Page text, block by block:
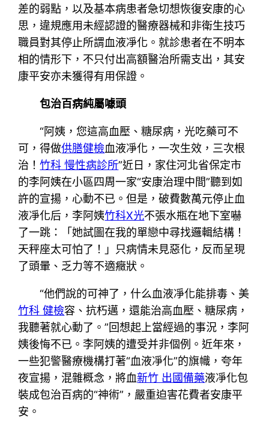
差的弱點，以及基本病患者急切想恢復安康的心
思，違規應用未經認證的醫療器械和非衛生技巧
職員對其停止所謂血液凈化。就診患者在不明本
相的情形下，不只付出高額醫治所需支出，其安
康平安亦未獲得有用保證。
包治百病純屬噱頭
“阿姨，您這高血壓、糖尿病，光吃藥可不
可，得做供膳健檢血液凈化，一次生效，三次根
治！竹科 慢性病診所”近日，家住河北省保定市
的李阿姨在小區四周一家“安康治理中間”聽到如
許的宣揚，心動不已。但是，破費數萬元停止血
液凈化后，李阿姨竹科X光不張水瓶在地下室嚇
了一跳：「她試圖在我的單戀中尋找邏輯結構！
天秤座太可怕了！」只病情未見惡化，反而呈現
了頭暈、乏力等不適癥狀。
“他們說的可神了，什么血液凈化能排毒、美
竹科 健檢容、抗朽邁，還能治高血壓、糖尿病，
我聽著就心動了。”回想起上當經過的事況，李阿
姨後悔不已。李阿姨的遭受并非個例。近年來，
一些犯警醫療機構打著“血液凈化”的旗幟，夸年
夜宣揚，混雜概念，將血新竹 出國備藥液凈化包
裝成包治百病的“神術”，嚴重迫害花費者安康平
安。